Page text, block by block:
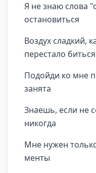
Я не знаю слова
остановиться
Воздух сладкий,
перестало биться
Подойди ко мне
занята
Знаешь, если не
никогда
Мне нужен
менты